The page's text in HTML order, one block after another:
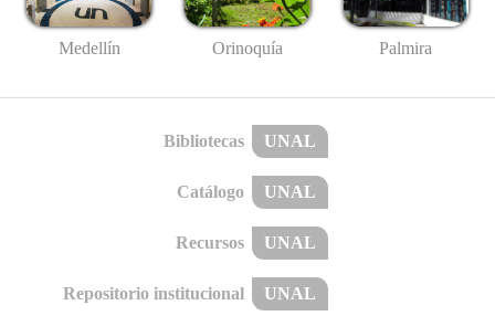
Medellín Orinoquía Palmira
Bibliotecas UNAL
Catálogo UNAL
Recursos UNAL
Repositorio institucional UNAL